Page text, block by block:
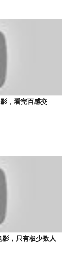
，看完百感交
影，只有极少数人